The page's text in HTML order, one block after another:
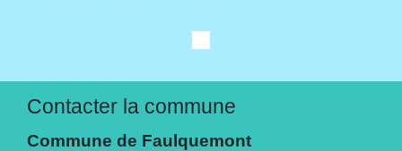
Contacter la commune
Commune de Faulquemont